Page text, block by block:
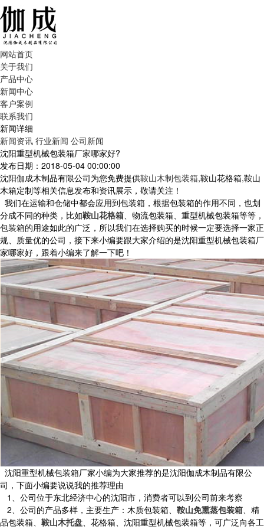
网站首页
关于我们
产品中心
新闻中心
客户案例
联系我们
新闻详细
新闻资讯 行业新闻 公司新闻
沈阳重型机械包装箱厂家哪家好?
发布日期：2018-05-04 00:00:00
沈阳伽成木制品有限公司为您免费提供鞍山木制包装箱,鞍山花格箱,鞍山
木箱定制等相关信息发布和资讯展示，敬请关注！
我们在运输和仓储中都会应用到包装箱，根据包装箱的作用不同，也划
分成不同的种类，比如鞍山花格箱、物流包装箱、重型机械包装箱等等，
包装箱的用途如此的广泛，所以我们在选择购买的时候一定要选择一家正
规、质量优的公司，接下来小编要跟大家介绍的是沈阳重型机械包装箱厂
家哪家好，跟着小编来了解一下吧！
沈阳重型机械包装箱厂家小编为大家推荐的是沈阳伽成木制品有限公
司，下面小编要说说我的推荐理由
1、公司位于东北经济中心的沈阳市，消费者可以到公司前来考察
2、公司的产品多样，主要生产：木质包装箱、 鞍山免熏蒸包装箱、精
品包装箱、 鞍山木托盘、花格箱、沈阳重型机械包装箱等，可广泛向各工